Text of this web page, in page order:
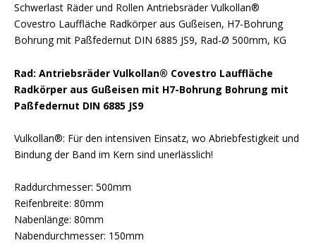
Schwerlast Räder und Rollen Antriebsräder Vulkollan®
Covestro Lauffläche Radkörper aus Gußeisen, H7-Bohrung
Bohrung mit Paßfedernut DIN 6885 JS9, Rad-Ø 500mm, KG
Rad: Antriebsräder Vulkollan® Covestro Lauffläche
Radkörper aus Gußeisen mit H7-Bohrung Bohrung mit
Paßfedernut DIN 6885 JS9
Vulkollan®: Für den intensiven Einsatz, wo Abriebfestigkeit und
Bindung der Band im Kern sind unerlässlich!
Raddurchmesser: 500mm
Reifenbreite: 80mm
Nabenlänge: 80mm
Nabendurchmesser: 150mm